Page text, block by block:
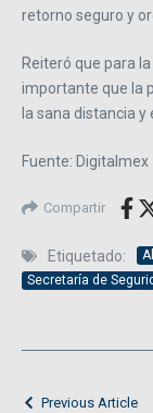
retorno seguro y
Reiteró que para
importante que la
la sana distancia y
Fuente: Digitalmex
Compartir
Etiquetado:
Secretaría de
Previous Article